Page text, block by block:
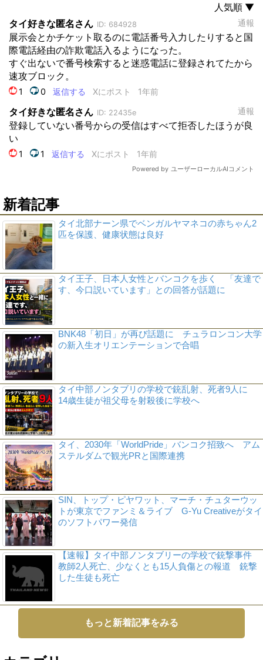
新着記事
タイ北部ナーン県でベンガルヤマネコの赤ちゃん2
匹を保護、健康状態は良好
タイ王子、日本人女性とバンコクを歩く 「友達で
す、今口説いています」との回答が話題に
BNK48「初日」が再び話題に チュラロンコン大学
の新入生オリエンテーションで合唱
タイ中部ノンタブリの学校で銃乱射、死者9人に
14歳生徒が祖父母を射殺後に学校へ
タイ、2030年「WorldPride」バンコク招致へ アム
ステルダムで観光PRと国際連携
SIN、トップ・ピヤワット、マーチ・チュターウッ
トが東京でファンミ＆ライブ G-Yu Creativeがタイ
のソフトパワー発信
【速報】タイ中部ノンタブリーの学校で銃撃事件
教師2人死亡、少なくとも15人負傷との報道 銃撃
した生徒も死亡
もっと新着記事をみる